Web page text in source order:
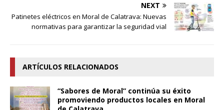
NEXT
Patinetes eléctricos en Moral de Calatrava: Nuevas
normativas para garantizar la seguridad vial
ARTÍCULOS RELACIONADOS
“Sabores de Moral” continúa su éxito
promoviendo productos locales en Moral